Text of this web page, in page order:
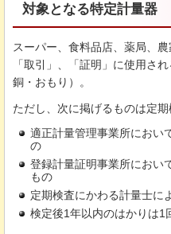
対象となる特定計量器
スーパー、食料品店、薬局、
「取引」、「証明」に使用さ
銅・おもり）。
ただし、次に掲げるものは定期
適正計量管理事業所におい
の
登録計量証明事業所におい
もの
定期検査にかわる計量士に
検定後1年以内のはかりは1